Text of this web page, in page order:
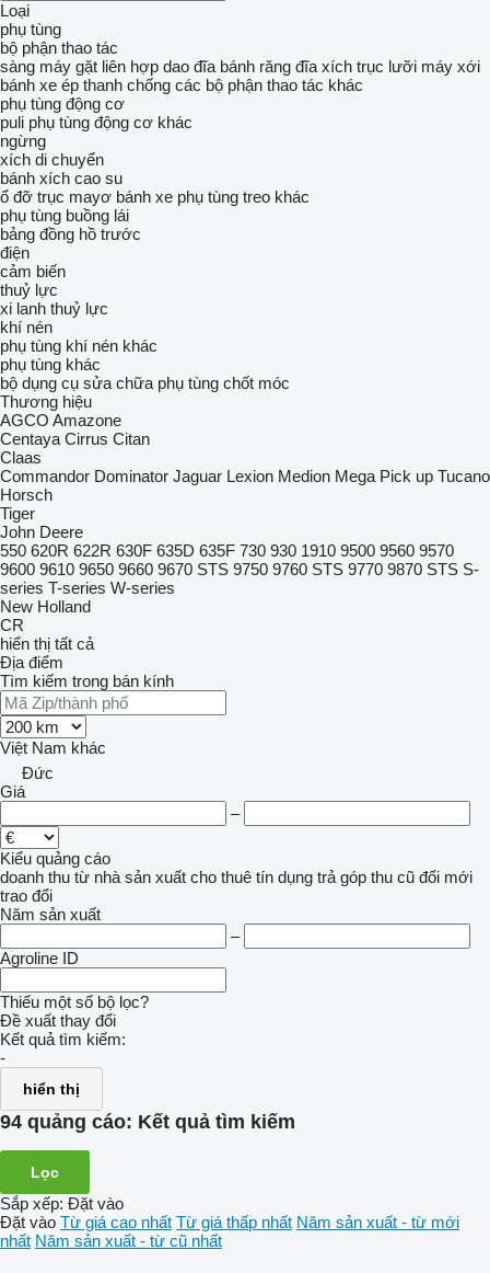
Loại
phụ tùng
bộ phận thao tác
sàng máy gặt liên hợp dao đĩa bánh răng đĩa xích trục lưỡi máy xới
bánh xe ép thanh chống các bộ phận thao tác khác
phụ tùng động cơ
puli phụ tùng động cơ khác
ngừng
xích di chuyển
bánh xích cao su
ổ đỡ trục mayơ bánh xe phụ tùng treo khác
phụ tùng buồng lái
bảng đồng hồ trước
điện
cảm biến
thuỷ lực
xi lanh thuỷ lực
khí nén
phụ tùng khí nén khác
phụ tùng khác
bộ dụng cụ sửa chữa phụ tùng chốt móc
Thương hiệu
AGCO Amazone
Centaya Cirrus Citan
Claas
Commandor Dominator Jaguar Lexion Medion Mega Pick up Tucano
Horsch
Tiger
John Deere
550 620R 622R 630F 635D 635F 730 930 1910 9500 9560 9570
9600 9610 9650 9660 9670 STS 9750 9760 STS 9770 9870 STS S-
series T-series W-series
New Holland
CR
hiển thị tất cả
Địa điểm
Tìm kiếm trong bán kính
Việt Nam khác
Đức
Giá
–
Kiểu quảng cáo
doanh thu từ nhà sản xuất cho thuê tín dụng trả góp thu cũ đổi mới
trao đổi
Năm sản xuất
–
Agroline ID
Thiếu một số bộ lọc?
Đề xuất thay đổi
Kết quả tìm kiếm:
-
hiển thị
94 quảng cáo: Kết quả tìm kiếm
Lọc
Sắp xếp: Đặt vào
Đặt vào Từ giá cao nhất Từ giá thấp nhất Năm sản xuất - từ mới
nhất Năm sản xuất - từ cũ nhất